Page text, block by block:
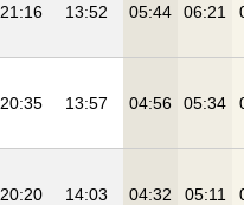
21:16 13:52 05:44 06:21
20:35 13:57 04:56 05:34
20:20 14:03 04:32 05:11